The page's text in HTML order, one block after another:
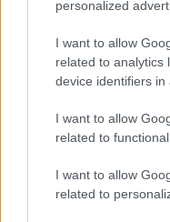
personalized
I want to allow
related to analytics
device identifiers in
I want to allow
related to
I want to allow
related to